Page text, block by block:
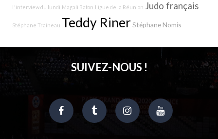
L'interview du lundi Magali Baton Ligue de la Réunion Judo français
Stéphane Traineau Teddy RinerStéphane Nomis
SUIVEZ-NOUS !